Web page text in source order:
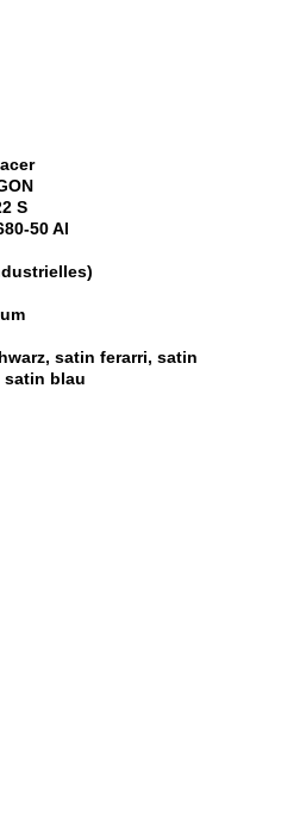
S
50 Al
satin ferarri, satin
satin blau